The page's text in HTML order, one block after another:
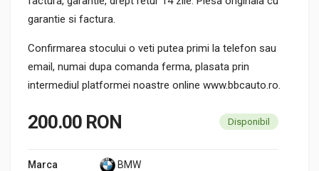
garantie si factura.
Confirmarea stocului o veti putea primi la telefon sau
email, numai dupa comanda ferma, plasata prin
intermediul platformei noastre online www.bbcauto.ro.
200.00 RON Disponibil
Marca
BMW